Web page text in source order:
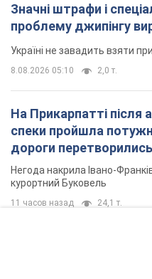
Значні штрафи і
проблему джипінгу
Україні не завадить взяти
8.08.2026 05:10 2,0 т.
На Прикарпатті після
спеки пройшла
дороги перетворились
Відео
Негода накрила Івано-
курортний Буковель
11 часов назад 24,1 т.